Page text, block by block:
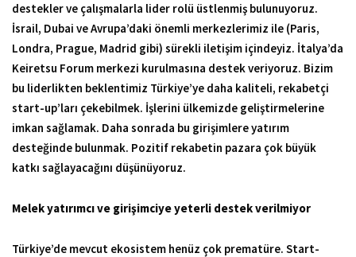
destekler ve çalışmalarla lider rolü üstlenmiş bulunuyoruz.
İsrail, Dubai ve Avrupa’daki önemli merkezlerimiz ile (Paris,
Londra, Prague, Madrid gibi) sürekli iletişim içindeyiz. İtalya’da
Keiretsu Forum merkezi kurulmasına destek veriyoruz. Bizim
bu liderlikten beklentimiz Türkiye’ye daha kaliteli, rekabetçi
start-up’ları çekebilmek. İşlerini ülkemizde geliştirmelerine
imkan sağlamak. Daha sonrada bu girişimlere yatırım
desteğinde bulunmak. Pozitif rekabetin pazara çok büyük
katkı sağlayacağını düşünüyoruz.
Melek yatırımcı ve girişimciye yeterli destek verilmiyor
Türkiye’de mevcut ekosistem henüz çok prematüre. Start-